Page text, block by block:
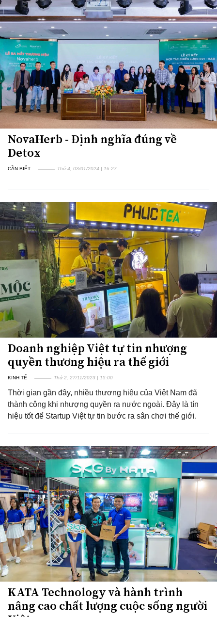
NovaHerb - Định nghĩa đúng về
Detox
CẦN BIẾT Thứ 4, 03/01/2024 | 16:27
Doanh nghiệp Việt tự tin nhượng
quyền thương hiệu ra thế giới
KINH TẾ Thứ 2, 27/11/2023 | 15:00
Thời gian gần đây, nhiều thương hiệu của Việt Nam đã
thành công khi nhượng quyền ra nước ngoài. Đây là tín
hiệu tốt để Startup Việt tự tin bước ra sân chơi thế giới.
KATA Technology và hành trình
nâng cao chất lượng cuộc sống người